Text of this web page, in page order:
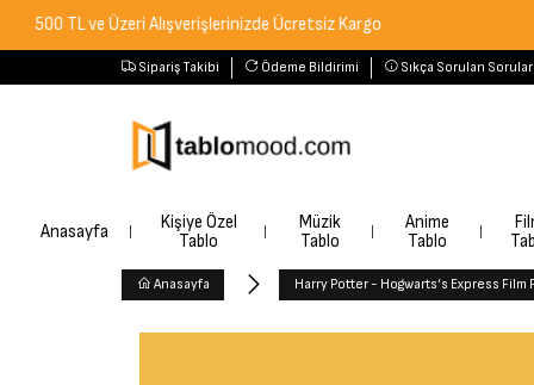
ve Üzeri Alışverişlerinizde Ücretsiz Kargo
Sipariş Takibi Ödeme Bildirimi Sıkça Sorulan Sorular
Anasayfa
Kişiye Özel
Tablo
Müzik
Tablo
Anime
Tablo
Anasayfa Harry Potter - Hogwarts‘s Express